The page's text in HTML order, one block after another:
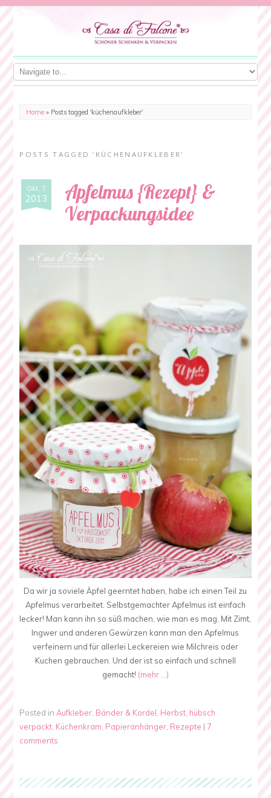
Home » Posts tagged 'küchenaufkleber'
POSTS TAGGED ‘KÜCHENAUFKLEBER’
Okt. 7
2013
Apfelmus {Rezept} &
Verpackungsidee
Da wir ja soviele Äpfel geerntet haben, habe ich einen Teil zu
Apfelmus verarbeitet. Selbstgemachter Apfelmus ist einfach
lecker! Man kann ihn so süß machen, wie man es mag. Mit Zimt,
Ingwer und anderen Gewürzen kann man den Apfelmus
verfeinern und für allerlei Leckereien wie Milchreis oder
Kuchen gebrauchen. Und der ist so einfach und schnell
gemacht! (mehr …)
Posted inAufkleber Bänder & Kordel Herbst hübsch
verpackt Küchenkram Papieranhänger Rezepte | 7
comments